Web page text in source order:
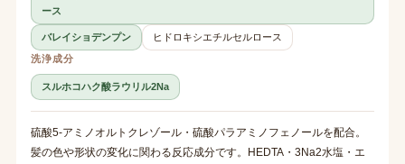
ース
バレイショデンプン
ヒドロキシエチルセルロース
洗浄成分
スルホコハク酸ラウリル2Na
硫酸5-アミノオルトクレゾール・硫酸パラアミノフェノールを配合。
髪の色や形状の変化に関わる反応成分です。HEDTA・3Na2水塩・エ